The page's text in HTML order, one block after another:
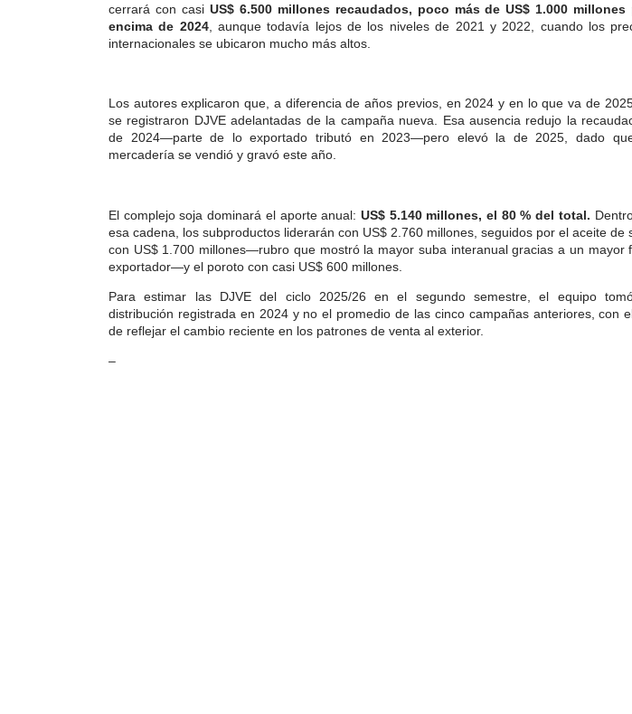
cerrará con casi US$ 6.500 millones recaudados, poco más de US$ 1.000 millones
encima de 2024, aunque todavía lejos de los niveles de 2021 y 2022, cuando los
internacionales se ubicaron mucho más altos.
Los autores explicaron que, a diferencia de años previos, en 2024 y en lo que va de
se registraron DJVE adelantadas de la campaña nueva. Esa ausencia redujo la
de 2024—parte de lo exportado tributó en 2023—pero elevó la de 2025, dado
mercadería se vendió y gravó este año.
El complejo soja dominará el aporte anual: US$ 5.140 millones, el 80 % del total.
esa cadena, los subproductos liderarán con US$ 2.760 millones, seguidos por el aceite de
con US$ 1.700 millones—rubro que mostró la mayor suba interanual gracias a un mayor
exportador—y el poroto con casi US$ 600 millones.
Para estimar las DJVE del ciclo 2025/26 en el segundo semestre, el equipo
distribución registrada en 2024 y no el promedio de las cinco campañas anteriores, con
de reflejar el cambio reciente en los patrones de venta al exterior.
–